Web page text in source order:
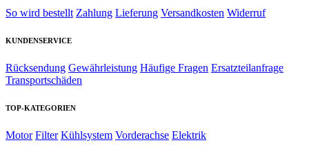
So wird bestellt Zahlung Lieferung Versandkosten Widerruf
KUNDENSERVICE
Rücksendung Gewährleistung Häufige Fragen Ersatzteilanfrage
Transportschäden
TOP-KATEGORIEN
Motor Filter Kühlsystem Vorderachse Elektrik